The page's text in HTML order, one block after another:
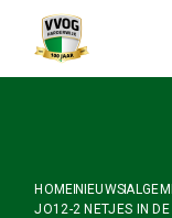
content
HOME NIEUWS
JO12-2 NETJES IN